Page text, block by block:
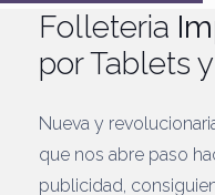
Folleteria
por Tablets
Nueva y
que nos abre paso
publicidad,